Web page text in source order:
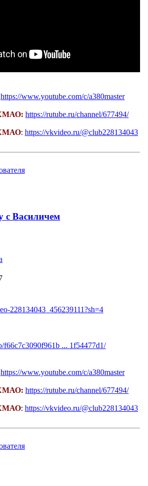
https://www.youtube.com/c/a380master
https://rutube.ru/channel/677494/
ХМАО: https://vkvideo.ru/@club228134043
с Василичем
228134043_456239111?sh=4
f66c7c3090f961b ... 1f54477d1/
https://www.youtube.com/c/a380master
https://rutube.ru/channel/677494/
ХМАО: https://vkvideo.ru/@club228134043